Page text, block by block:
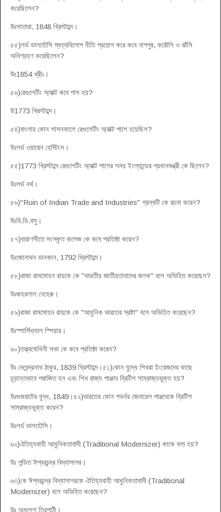
করেছিলেন?
উঃসাতারা, 1848 খ্রিস্টাব্দে।
৫৫)লর্ড ডালহৌসি স্বত্ববিলোপ নীতি প্রয়োগ করে কবে নাগপুর, করৌলি ও ঝাঁসি
অধিগ্রহণ করেছিলেন?
উঃ1854 খ্রীঃ।
৫৬)রেগুলেটিং অ্যাক্ট কবে পাস হয়?
উ1773 খ্রিস্টাব্দে।
৫৪)বাংলার কোন শাসনকালে রেগুলেটিং অ্যাক্ট পাশে হয়েছিল?
উঃলর্ড ওয়ারেন হেস্টিংস।
৫৫)1773 খ্রিস্টাব্দে রেগুলেটিং অ্যাক্ট পাশের সময় ইংল্যান্ডের প্রধানমন্ত্রী কে ছিলেন?
উঃলর্ড নর্থ।
৫৬)"Ruin of Indian Trade and Industries" গ্রন্থটি কে রচনা করেন?
উঃবি.ডি.বসু।
৫৭)বারাণসীতে সংস্কৃত কলেজ কে কবে প্রতিষ্ঠা করেন?
উঃজোনাথন ডানকান, 1792 খ্রিস্টাব্দে।
৫৮)রাজা রামমোহন রায়কে কে "ভারতীয় জাতীয়তাবাদের জনক" বলে অভিহিত করেছেন?
উঃজহরলাল নেহেরু।
৫৯)রাজা রামমোহন রায়কে কে "আধুনিক ভারতের স্রষ্টা" বলে অভিহিত করেছেন?
উঃস্পার্সিভ্যাল স্পিয়ার।
৬০)তত্ত্ববোধিনী সভা কে কবে প্রতিষ্ঠা করেন?
উঃ দেবেন্দ্রনাথ ঠাকুর, 1839 খ্রিস্টাব্দে।৫১)কোন যুদ্ধে শিখরা ইংরেজদের কাছে
চূড়ান্তভাবে পরাজিত হন এবং শিখ রাজ্য পাঞ্জাব ব্রিটিশ সাম্রাজ্যভুক্ত হয়?
উঃগুজরাটের যুদ্ধ, 1849।৫২)ভারতের কোন গভর্নর জেনারেল পাঞ্জাবকে ব্রিটিশ
সাম্রাজ্যভুক্ত করেন?
উঃলর্ড ডালহৌসি।
৬২)ঐতিহ্যবাহী আধুনিকতাবাদী (Traditional Modernizer) কাকে বলা হয়?
উঃ পন্ডিত ঈশ্বরচন্দ্র বিদ্যাসাগর।
৬৩)কে ঈশ্বরচন্দ্র বিদ্যাসাগরকে ঐতিহ্যবাহী আধুনিকতাবাদী (Traditional
Modernizer) বলে অভিহিত করেছেন?
উঃ অমলেশ ত্রিপাঠী।